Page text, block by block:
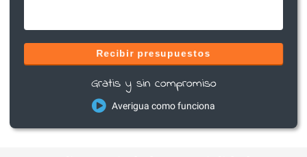
Recibir presupuestos
Gratis y sin compromiso
Averigua como funciona